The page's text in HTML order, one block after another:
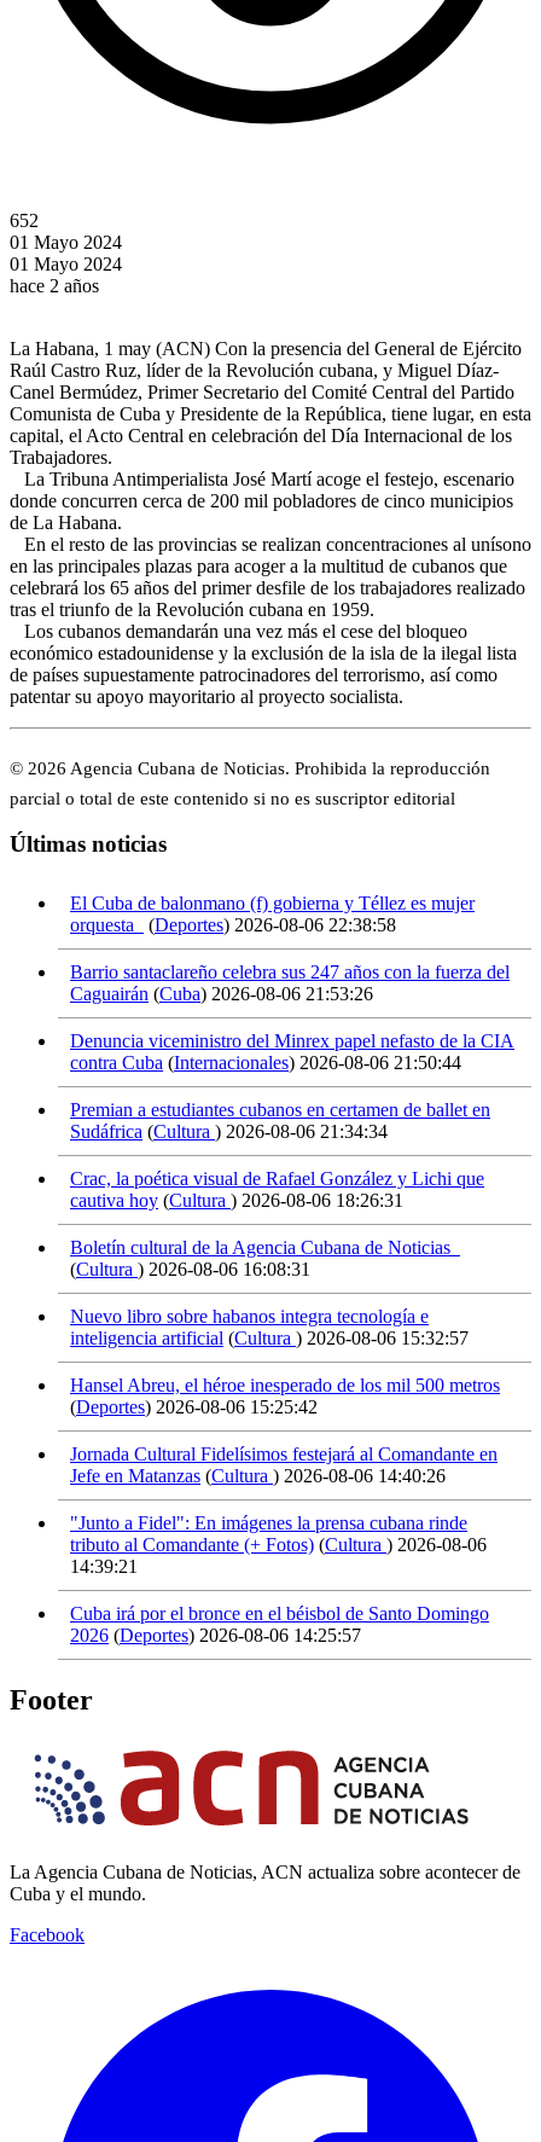
652
01 Mayo 2024
01 Mayo 2024
hace 2 años
La Habana, 1 may (ACN) Con la presencia del General de Ejército
Raúl Castro Ruz, líder de la Revolución cubana, y Miguel Díaz-
Canel Bermúdez, Primer Secretario del Comité Central del Partido
Comunista de Cuba y Presidente de la República, tiene lugar, en esta
capital, el Acto Central en celebración del Día Internacional de los
Trabajadores.
La Tribuna Antimperialista José Martí acoge el festejo, escenario
donde concurren cerca de 200 mil pobladores de cinco municipios
de La Habana.
En el resto de las provincias se realizan concentraciones al unísono
en las principales plazas para acoger a la multitud de cubanos que
celebrará los 65 años del primer desfile de los trabajadores realizado
tras el triunfo de la Revolución cubana en 1959.
Los cubanos demandarán una vez más el cese del bloqueo
económico estadounidense y la exclusión de la isla de la ilegal lista
de países supuestamente patrocinadores del terrorismo, así como
patentar su apoyo mayoritario al proyecto socialista.
© 2026 Agencia Cubana de Noticias. Prohibida la reproducción
parcial o total de este contenido si no es suscriptor editorial
Últimas noticias
El Cuba de balonmano (f) gobierna y Téllez es mujer
orquesta
(Deportes) 2026-08-06 22:38:58
Barrio santaclareño celebra sus 247 años con la fuerza del
Caguairán (Cuba) 2026-08-06 21:53:26
Denuncia viceministro del Minrex papel nefasto de la CIA
contra Cuba (Internacionales) 2026-08-06 21:50:44
Premian a estudiantes cubanos en certamen de ballet en
Sudáfrica (Cultura ) 2026-08-06 21:34:34
Crac, la poética visual de Rafael González y Lichi que
cautiva hoy (Cultura ) 2026-08-06 18:26:31
Boletín cultural de la Agencia Cubana de Noticias
(Cultura ) 2026-08-06 16:08:31
Nuevo libro sobre habanos integra tecnología e
inteligencia artificial (Cultura ) 2026-08-06 15:32:57
Hansel Abreu, el héroe inesperado de los mil 500 metros
(Deportes) 2026-08-06 15:25:42
Jornada Cultural Fidelísimos festejará al Comandante en
Jefe en Matanzas (Cultura ) 2026-08-06 14:40:26
"Junto a Fidel": En imágenes la prensa cubana rinde
tributo al Comandante (+ Fotos) (Cultura ) 2026-08-06
14:39:21
Cuba irá por el bronce en el béisbol de Santo Domingo
2026 (Deportes) 2026-08-06 14:25:57
Footer
La Agencia Cubana de Noticias, ACN actualiza sobre acontecer de
Cuba y el mundo.
Facebook